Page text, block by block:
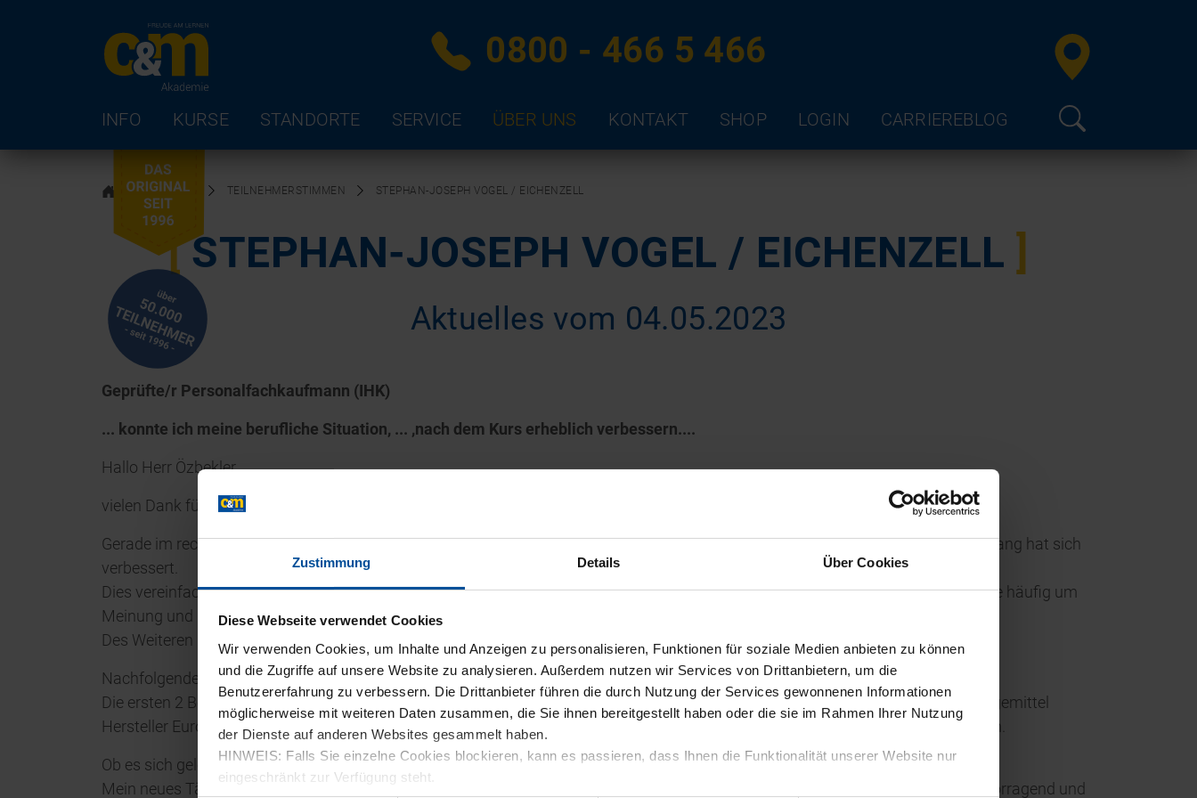
Zustimmung Details Über Cookies
Diese Webseite verwendet Cookies
Wir verwenden Cookies, um Inhalte und Anzeigen zu personalisieren, Funktionen für soziale Medien anbieten zu können
und die Zugriffe auf unsere Website zu analysieren. Außerdem nutzen wir Services von Drittanbietern, um die
Benutzererfahrung zu verbessern. Die Drittanbieter führen die durch Nutzung der Services gewonnenen Informationen
möglicherweise mit weiteren Daten zusammen, die Sie ihnen bereitgestellt haben oder die sie im Rahmen Ihrer Nutzung
der Dienste auf anderen Websites gesammelt haben.
HINWEIS: Falls Sie einzelne Cookies blockieren, kann es passieren, dass Ihnen die Funktionalität unserer Website nur
eingeschränkt zur Verfügung steht.
0800 - 466 5 466
INFO KURSE STANDORTE SERVICE ÜBER UNS KONTAKT SHOP LOGIN CARRIEREBLOG
ÜBER UNS TEILNEHMERSTIMMEN STEPHAN-JOSEPH VOGEL / EICHENZELL
STEPHAN-JOSEPH VOGEL / EICHENZELL
Aktuelles vom 04.05.2023
Geprüfte/r Personalfachkaufmann (IHK)
... konnte ich meine berufliche Situation, ... ,nach dem Kurs erheblich verbessern....
Hallo Herr Özbekler,
vielen Dank für die Rückfrage.
Gerade im rechtlichen Aspekt der Personalarbeit konnte ich vieles Anwenden und mein Verständins für den ein oder anderen Vorgang hat sich
verbessert.
Dies vereinfacht mir die Arbeit. Auch genießen die Menschen in meiner Umgebung, dass von mir erlernte Know-How und ich werde häufig um
Meinung und Einschätzungen gefragt.
Des Weiteren konnte ich meine berufliche Situation, gemäß meiner Prognose, nach dem Kurs erheblich verbessern.
Nachfolgendes dürfen Sie gerne zitieren, sollte sich die Gelegenheit ergeben:
Die ersten 2 Bewerbungen nach dem erfolgreichen Abschluss des PFK führten zu Vertragsangeboten von einem der größten Düngemittel
Hersteller Europas, sowie eines großen Autohauses einer bekannten Marke mit Stern. Für letztere habe ich dann auch entschieden.
Ob es sich gelohnt hat:
Mein neues Tätigkeitsfeld entspricht dem was ich mir vorgestellt habe und macht mir sehr viel Spaß. Mein Arbeitsumfeld ist hervorragend und